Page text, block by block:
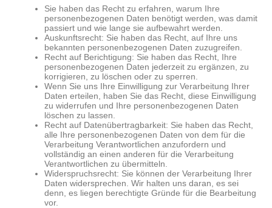
Sie haben das Recht zu erfahren, warum Ihre
personenbezogenen Daten benötigt werden, was damit
passiert und wie lange sie aufbewahrt werden.
Auskunftsrecht: Sie haben das Recht, auf Ihre uns
bekannten personenbezogenen Daten zuzugreifen.
Recht auf Berichtigung: Sie haben das Recht, Ihre
personenbezogenen Daten jederzeit zu ergänzen, zu
korrigieren, zu löschen oder zu sperren.
Wenn Sie uns Ihre Einwilligung zur Verarbeitung Ihrer
Daten erteilen, haben Sie das Recht, diese Einwilligung
zu widerrufen und Ihre personenbezogenen Daten
löschen zu lassen.
Recht auf Datenübertragbarkeit: Sie haben das Recht,
alle Ihre personenbezogenen Daten von dem für die
Verarbeitung Verantwortlichen anzufordern und
vollständig an einen anderen für die Verarbeitung
Verantwortlichen zu übermitteln.
Widerspruchsrecht: Sie können der Verarbeitung Ihrer
Daten widersprechen. Wir halten uns daran, es sei
denn, es liegen berechtigte Gründe für die Bearbeitung
vor.